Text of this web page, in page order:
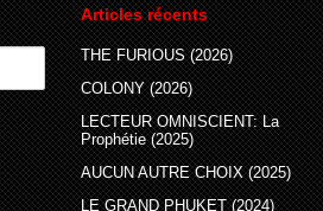
Articles récents
THE FURIOUS (2026)
COLONY (2026)
LECTEUR OMNISCIENT: La
Prophétie (2025)
AUCUN AUTRE CHOIX (2025)
LE GRAND PHUKET (2024)